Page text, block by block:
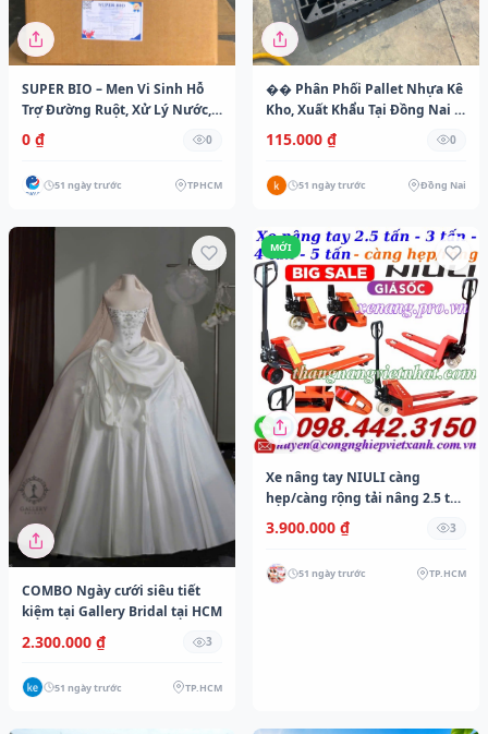
SUPER BIO – Men Vi Sinh Hỗ
Trợ Đường Ruột, Xử Lý Nước,
Gây Màu Ao Hiệu Quả
0 ₫ 0
51 ngày trước TPHCM
�� Phân Phối Pallet Nhựa Kê
Kho, Xuất Khẩu Tại Đồng Nai –
Giá Cạnh Tranh – Giao Siêu Tốc
Tận Nơi!
115.000 ₫ 0
51 ngày trước Đồng Nai
COMBO Ngày cưới siêu tiết
kiệm tại Gallery Bridal tại HCM
2.300.000 ₫ 3
51 ngày trước TP.HCM
MỚI
Xe nâng tay NIULI càng
hẹp/càng rộng tải nâng 2.5 tấn
- 3 tấn - 4 tấn - 5 tấn
3.900.000 ₫ 3
51 ngày trước TP.HCM